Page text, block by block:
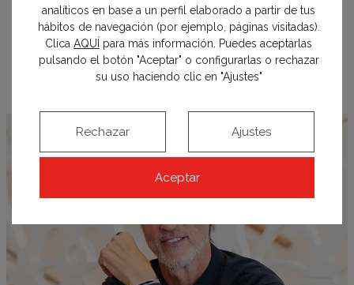
profesional
analíticos en base a un perfil elaborado a partir de tus
hábitos de navegación (por ejemplo, páginas visitadas).
Clica AQUÍ para más información. Puedes aceptarlas
pulsando el botón "Aceptar" o configurarlas o rechazar
su uso haciendo clic en "Ajustes"
Aceptar
Rechazar Ajustes